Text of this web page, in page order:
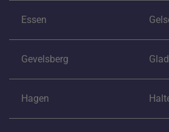
Essen
Gevelsberg
Hagen